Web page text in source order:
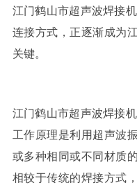
江门鹤山市超声波焊接机
连接方式，正逐渐成为
关键。
江门鹤山市超声波焊接机
工作原理是利用超声波
或多种相同或不同材质
相较于传统的焊接方式